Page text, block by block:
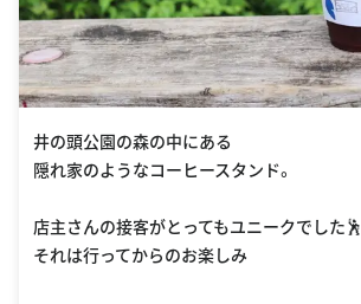
井の頭公園の森の中にある
隠れ家のようなコーヒースタンド。
店主さんの接客がとってもユニークでした🕺
それは行ってからのお楽しみ